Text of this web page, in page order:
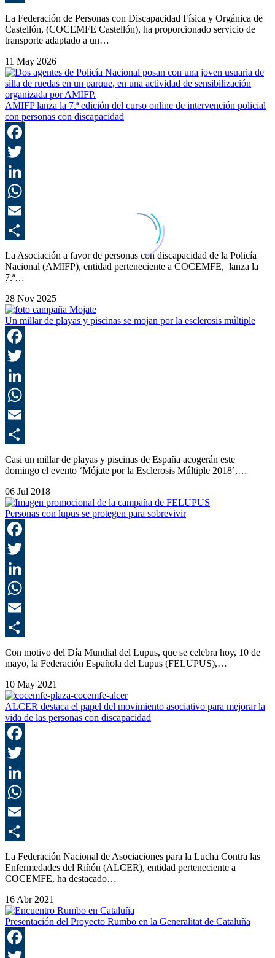
La Federación de Personas con Discapacidad Física y Orgánica de
Castellón, (COCEMFE Castellón), ha proporcionado servicio de
transporte adaptado a un…
11 May 2026
AMIFP lanza la 7.ª edición del curso online de intervención policial
con personas con discapacidad
La Asociación a favor de personas con discapacidad de la Policía
Nacional (AMIFP), entidad perteneciente a COCEMFE, lanza la
7.ª…
28 Nov 2025
Un millar de playas y piscinas se mojan por la esclerosis múltiple
Casi un millar de playas y piscinas de España acogerán este
domingo el evento ‘Mójate por la Esclerosis Múltiple 2018’,…
06 Jul 2018
Personas con lupus se protegen para sobrevivir
Con motivo del Día Mundial del Lupus, que se celebra hoy, 10 de
mayo, la Federación Española del Lupus (FELUPUS),…
10 May 2021
ALCER destaca el papel del movimiento asociativo para mejorar la
vida de las personas con discapacidad
La Federación Nacional de Asociaciones para la Lucha Contra las
Enfermedades del Riñón (ALCER), entidad perteneciente a
COCEMFE, ha destacado…
16 Abr 2021
Presentación del Proyecto Rumbo en la Generalitat de Cataluña